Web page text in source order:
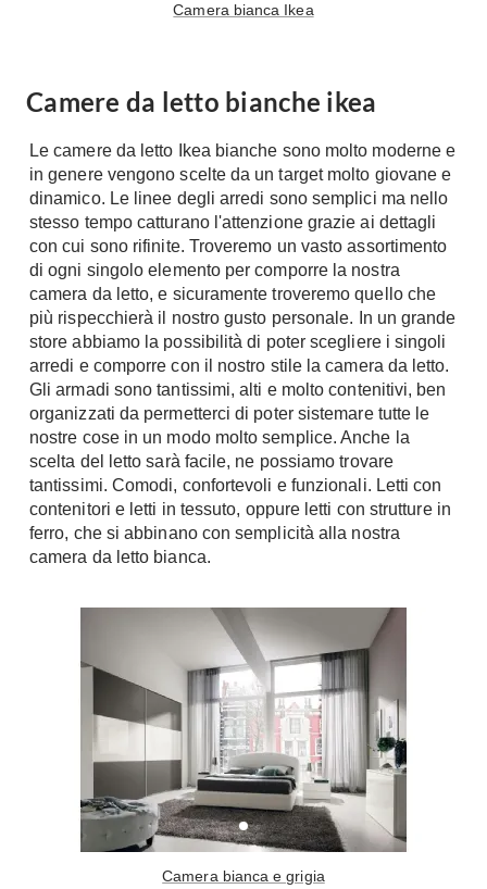
Memory Foam
Consigli materassi
Bagno
Arredo Bagno
Sanitari
Cabine Doccia
Idromassaggio
Accessori Bagno
Rubinetteria
Vasche da Bagno
Giardino
Arredo giardino
Tende da sole
Gazebo
Cotto
Resina
Parquet
Gres
Laminato
Moquette
Carta da parati
Pavimenti esterni
Fai da Te
Fai da te in giardino
Il fai da te in bagno
Casa fai da te
Bricolage
Camera bianca Ikea
Camere da letto bianche ikea
Le camere da letto Ikea bianche sono molto moderne e
in genere vengono scelte da un target molto giovane e
dinamico. Le linee degli arredi sono semplici ma nello
stesso tempo catturano l'attenzione grazie ai dettagli
con cui sono rifinite. Troveremo un vasto assortimento
di ogni singolo elemento per comporre la nostra
camera da letto, e sicuramente troveremo quello che
più rispecchierà il nostro gusto personale. In un grande
store abbiamo la possibilità di poter scegliere i singoli
arredi e comporre con il nostro stile la camera da letto.
Gli armadi sono tantissimi, alti e molto contenitivi, ben
organizzati da permetterci di poter sistemare tutte le
nostre cose in un modo molto semplice. Anche la
scelta del letto sarà facile, ne possiamo trovare
tantissimi. Comodi, confortevoli e funzionali. Letti con
contenitori e letti in tessuto, oppure letti con strutture in
ferro, che si abbinano con semplicità alla nostra
camera da letto bianca.
Camera bianca e grigia